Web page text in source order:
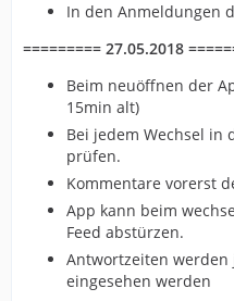
In den Anmeldungen
========= 27.05.2018
Beim neuöffnen der
15min alt)
Bei jedem Wechsel in
prüfen.
Kommentare vorerst
App kann beim
Feed abstürzen.
Antwortzeiten
eingesehen werden